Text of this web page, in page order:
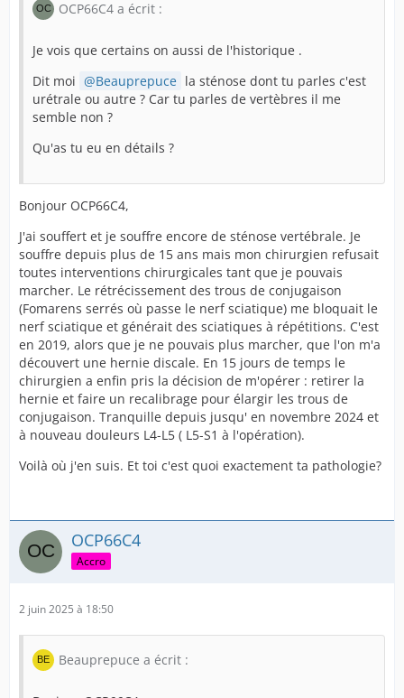
OCP66C4 a écrit :
Je vois que certains on aussi de l'historique .
Dit moi
Beauprepuce la sténose dont tu parles c'est
urétrale ou autre ? Car tu parles de vertèbres il me
semble non ?
Qu'as tu eu en détails ?
Bonjour OCP66C4,
J'ai souffert et je souffre encore de sténose vertébrale. Je
souffre depuis plus de 15 ans mais mon chirurgien refusait
toutes interventions chirurgicales tant que je pouvais
marcher. Le rétrécissement des trous de conjugaison
(Fomarens serrés où passe le nerf sciatique) me bloquait le
nerf sciatique et générait des sciatiques à répétitions. C'est
en 2019, alors que je ne pouvais plus marcher, que l'on m'a
découvert une hernie discale. En 15 jours de temps le
chirurgien a enfin pris la décision de m'opérer : retirer la
hernie et faire un recalibrage pour élargir les trous de
conjugaison. Tranquille depuis jusqu' en novembre 2024 et
à nouveau douleurs L4-L5 ( L5-S1 à l'opération).
Voilà où j'en suis. Et toi c'est quoi exactement ta pathologie?
OCP66C4
Accro
2 juin 2025 à 18:50
Beauprepuce a écrit :